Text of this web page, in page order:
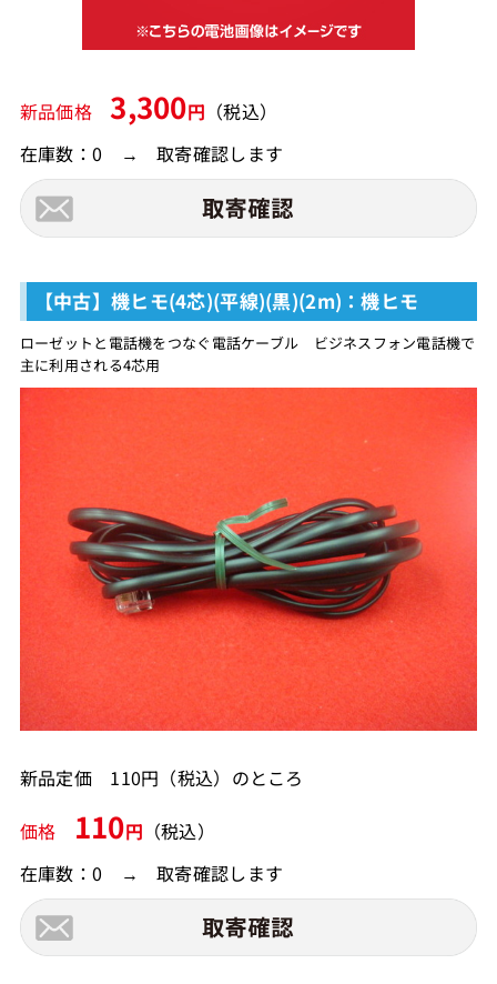
新品価格3,300円 （税込）
在庫数：0 → 取寄確認します
【中古】機ヒモ(4芯)(平線)(黒)(2m)：機ヒモ
ローゼットと電話機をつなぐ電話ケーブル ビジネスフォン電話機で
主に利用される4芯用
新品定価 110円（税込）のところ
価格 110円 （税込）
在庫数：0 → 取寄確認します